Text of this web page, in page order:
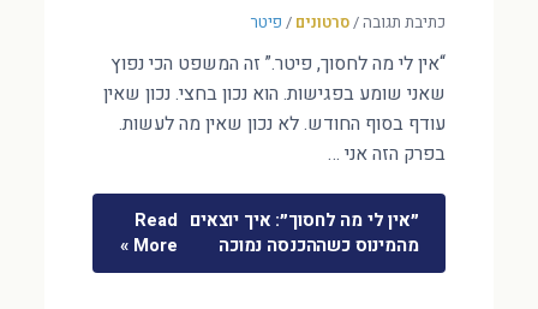
כתיבת תגובה/סרטונים / פיטר
“אין לי מה לחסוך, פיטר.” זה המשפט הכי נפוץ
שאני שומע בפגישות. הוא נכון בחצי. נכון שאין
עודף בסוף החודש. לא נכון שאין מה לעשות.
בפרק הזה אני …
״אין לי מה לחסוך״: איך יוצאים
מהמינוס כשההכנסה נמוכה
Read
More »